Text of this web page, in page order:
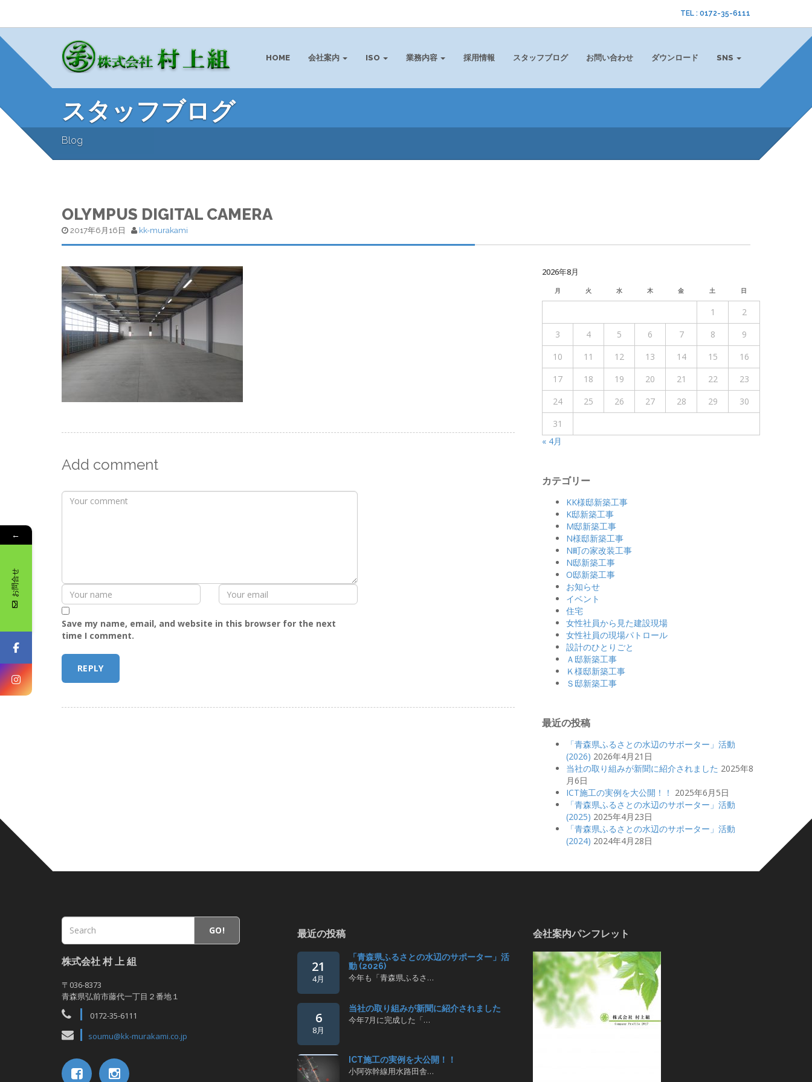
TEL : 0172-35-6111
HOME 会社案内 ISO 業務内容 採用情報 スタッフブログ お問い合わせ ダウンロード SNS
スタッフブログ
Blog
OLYMPUS DIGITAL CAMERA
2017年6月16日 kk-murakami
Add comment
Save my name, email, and website in this browser for the next
time I comment.
2026年8月
月 火 水 木 金 土 日
1
2
3
4 5 6 7 8
9
10
11 12 13 14 15
16
17
18 19 20 21 22
23
24
25 26 27 28 29
30
31
« 4月
カテゴリー
KK様邸新築工事
K邸新築工事
M邸新築工事
N様邸新築工事
N町の家改装工事
N邸新築工事
O邸新築工事
お知らせ
イベント
住宅
女性社員から見た建設現場
女性社員の現場パトロール
設計のひとりごと
Ａ邸新築工事
Ｋ様邸新築工事
Ｓ邸新築工事
最近の投稿
「青森県ふるさとの水辺のサポーター」活動
(2026) 2026年4月21日
当社の取り組みが新聞に紹介されました 2025年8
月6日
ICT施工の実例を大公開！！ 2025年6月5日
「青森県ふるさとの水辺のサポーター」活動
(2025) 2025年4月23日
「青森県ふるさとの水辺のサポーター」活動
(2024) 2024年4月28日
GO!
株式会社 村 上 組
〒036-8373
青森県弘前市藤代一丁目２番地１
0172-35-6111
soumu@kk-murakami.co.jp
最近の投稿
21
4月
「青森県ふるさとの水辺のサポーター」活
動 (2026)
今年も「青森県ふるさ…
6
8月
当社の取り組みが新聞に紹介されました
今年7月に完成した「…
ICT施工の実例を大公開！！
小阿弥幹線用水路田舎…
会社案内パンフレット
←
お問合せ